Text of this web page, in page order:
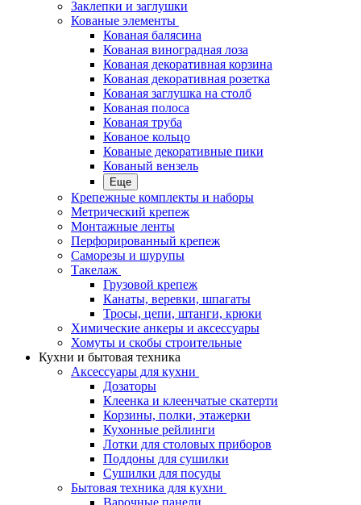
Заклепки и заглушки
Кованые элементы
Кованая балясина
Кованая виноградная лоза
Кованая декоративная корзина
Кованая декоративная розетка
Кованая заглушка на столб
Кованая полоса
Кованая труба
Кованое кольцо
Кованые декоративные пики
Кованый вензель
Еще
Крепежные комплекты и наборы
Метрический крепеж
Монтажные ленты
Перфорированный крепеж
Саморезы и шурупы
Такелаж
Грузовой крепеж
Канаты, веревки, шпагаты
Тросы, цепи, штанги, крюки
Химические анкеры и аксессуары
Хомуты и скобы строительные
Кухни и бытовая техника
Аксессуары для кухни
Дозаторы
Клеенка и клеенчатые скатерти
Корзины, полки, этажерки
Кухонные рейлинги
Лотки для столовых приборов
Поддоны для сушилки
Сушилки для посуды
Бытовая техника для кухни
Варочные панели